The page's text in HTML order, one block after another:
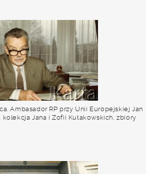
Ambasador RP przy Unii Europejskiej Jan
kolekcja Jana i Zofii Kułakowskich, zbiory